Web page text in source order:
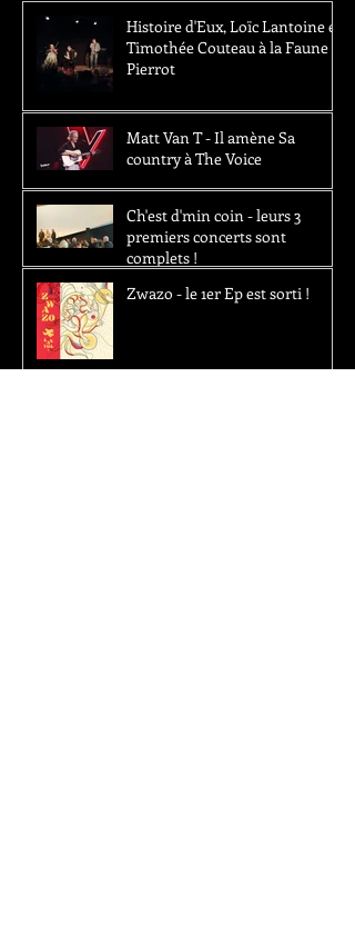
Histoire d'Eux, Loïc Lantoine et
Timothée Couteau à la Faune -
Pierrot
Matt Van T - Il amène Sa
country à The Voice
Ch'est d'min coin - leurs 3
premiers concerts sont
complets !
Zwazo - le 1er Ep est sorti !